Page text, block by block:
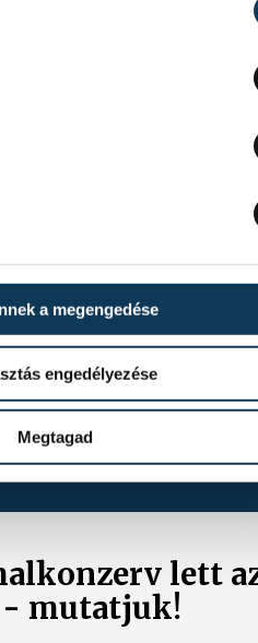
a megengedése
engedélyezése
Megtagad
CIKKEK
lett
- mutatjuk!